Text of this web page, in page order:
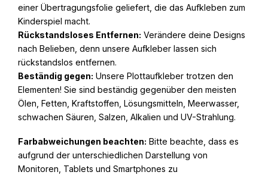
einer Übertragungsfolie geliefert, die das Aufkleben zum
Kinderspiel macht.
Rückstandsloses Entfernen: Verändere deine Designs
nach Belieben, denn unsere Aufkleber lassen sich
rückstandslos entfernen.
Beständig gegen: Unsere Plottaufkleber trotzen den
Elementen! Sie sind beständig gegenüber den meisten
Ölen, Fetten, Kraftstoffen, Lösungsmitteln, Meerwasser,
schwachen Säuren, Salzen, Alkalien und UV-Strahlung.
Farbabweichungen beachten: Bitte beachte, dass es
aufgrund der unterschiedlichen Darstellung von
Monitoren, Tablets und Smartphones zu